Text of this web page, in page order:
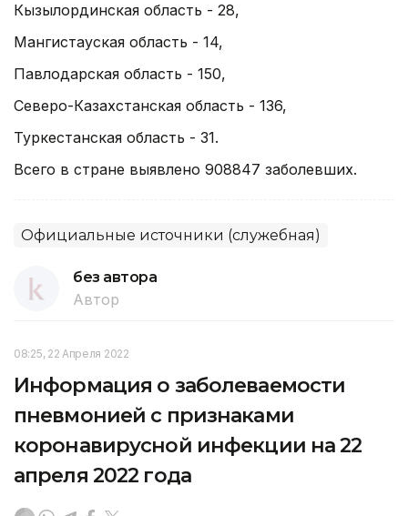
Кызылординская область - 28,
Мангистауская область - 14,
Павлодарская область - 150,
Северо-Казахстанская область - 136,
Туркестанская область - 31.
Всего в стране выявлено 908847 заболевших.
Официальные источники (служебная)
без автора
Автор
08:25, 22 Апреля 2022
Информация о заболеваемости
пневмонией с признаками
коронавирусной инфекции на 22
апреля 2022 года